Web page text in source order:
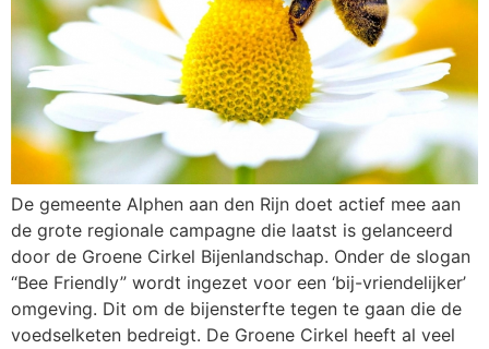
De gemeente Alphen aan den Rijn doet actief mee aan
de grote regionale campagne die laatst is gelanceerd
door de Groene Cirkel Bijenlandschap. Onder de slogan
“Bee Friendly” wordt ingezet voor een ‘bij-vriendelijker’
omgeving. Dit om de bijensterfte tegen te gaan die de
voedselketen bedreigt. De Groene Cirkel heeft al veel